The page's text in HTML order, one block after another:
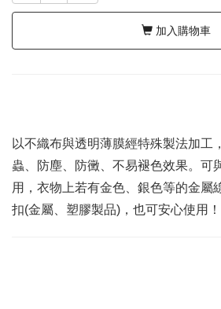
加入購物車
以不織布與透明薄膜經特殊製法加工
蟲、防塵、防黴、不易褪色效果。可
用，衣物上若有金色、銀色等的金屬
扣(金屬、塑膠製品)，也可安心使用！